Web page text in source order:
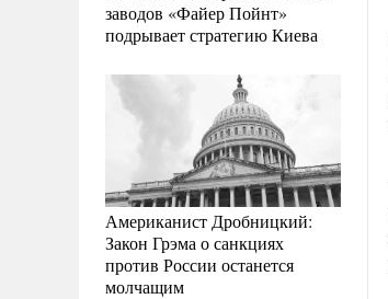
заводов «Файер Пойнт»
подрывает стратегию Киева
Американист Дробницкий:
Закон Грэма о санкциях
против России останется
молчащим